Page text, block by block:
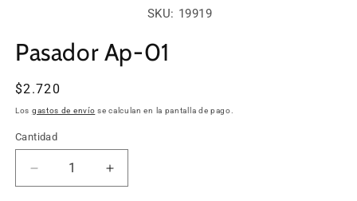
modal
SKU: 19919
Pasador Ap-01
Precio
habitual
$2.720
Los gastos de envío se calculan en la pantalla de pago.
Cantidad
Cantidad
Reducir
cantidad
Aumentar
cantidad